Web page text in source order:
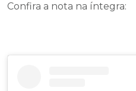
Confira a nota na íntegra: